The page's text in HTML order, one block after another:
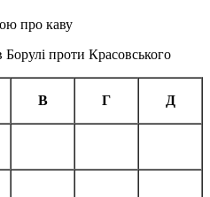
про каву
Борулі проти Красовського
В Г Д